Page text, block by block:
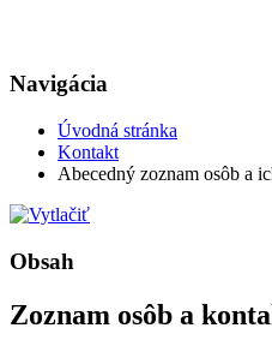
Navigácia
Úvodná stránka
Kontakt
Abecedný zoznam osôb a
Obsah
Zoznam osôb a